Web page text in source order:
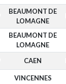
BEAUMONT DE
LOMAGNE
BEAUMONT DE
LOMAGNE
CAEN
VINCENNES